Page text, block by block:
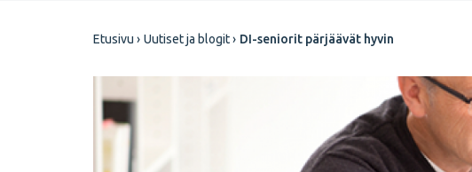
Etusivu Uutiset ja blogit DI-seniorit pärjäävät hyvin